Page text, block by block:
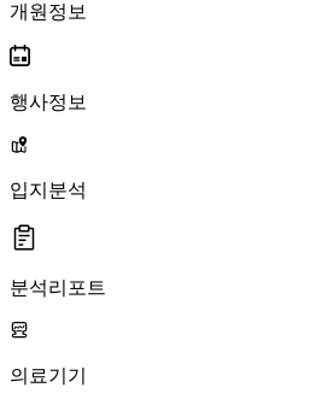
개원정보
행사정보
입지분석
분석리포트
의료기기